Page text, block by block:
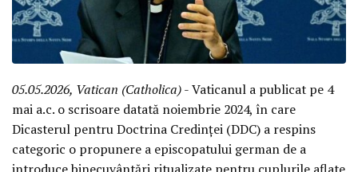
05.05.2026, Vatican (Catholica)- Vaticanul a publicat pe 4
mai a.c. o scrisoare datată noiembrie 2024, în care
Dicasterul pentru Doctrina Credinței (DDC) a respins
categoric o propunere a episcopatului german de a